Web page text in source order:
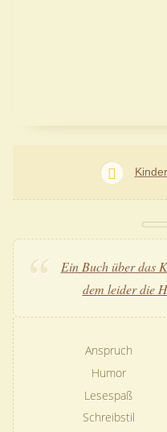
Ein Buch über das
dem leider die
Anspruch
Humor
Lesespaß
Schreibstil